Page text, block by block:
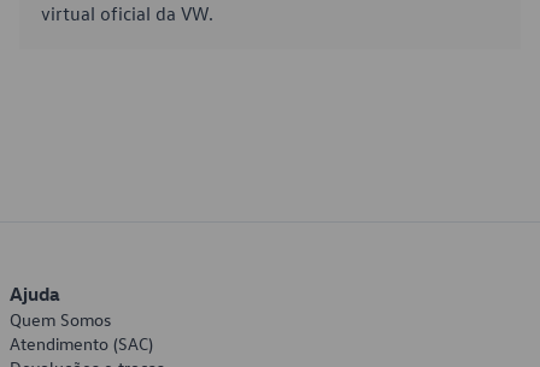
virtual oficial da VW.
Ajuda
Quem Somos
Atendimento (SAC)